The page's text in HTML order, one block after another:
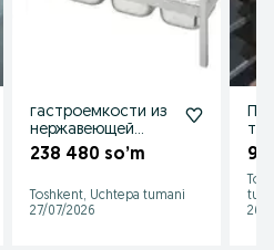
гастроемкости из
нержавеющей
стали
238 480 so’m
Toshkent, Uchtepa tumani
27/07/2026
26/